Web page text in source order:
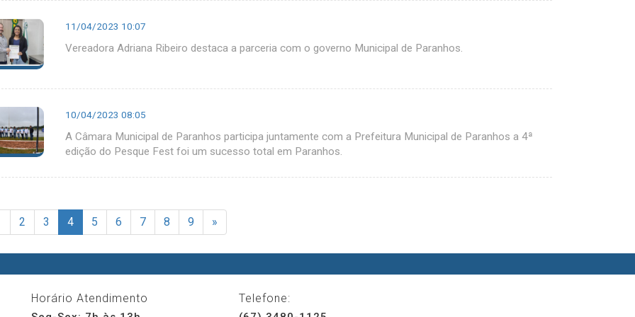
11/04/2023 10:07
Vereadora Adriana Ribeiro destaca a parceria com o governo Municipal de Paranhos.
10/04/2023 08:05
A Câmara Municipal de Paranhos participa juntamente com a Prefeitura Municipal de Paranhos a 4ª
edição do Pesque Fest foi um sucesso total em Paranhos.
2 3 4 5 6 7 8 9 »
Horário Atendimento Telefone: